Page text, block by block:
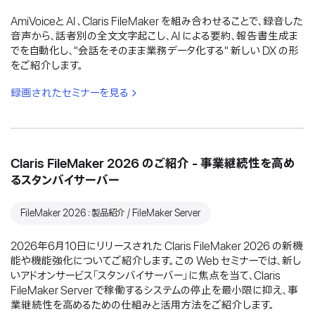
AmiVoiceと AI 、Claris FileMaker を組み合わせることで、録音した
音声から、話者別の全文文字起こし、AI による要約、報告書生成ま
でを自動化し、"会話をそのまま業務データ化する" 新しい DX の形
をご紹介します。
録画されたセミナーを見る
Claris FileMaker 2026 のご紹介 - 事業継続性を高め
るスタンバイサーバー
FileMaker 2026：製品紹介 / FileMaker Server
2026年6月10日にリリースされた Claris FileMaker 2026 の新機
能や機能強化についてご紹介します。この Web セミナーでは、新し
いアドオンサービス「スタンバイサーバー」に焦点を当て、Claris
FileMaker Server で稼働するシステムの停止を最小限に抑え、事
業継続性を高めるための仕組みと活用方法をご紹介します。